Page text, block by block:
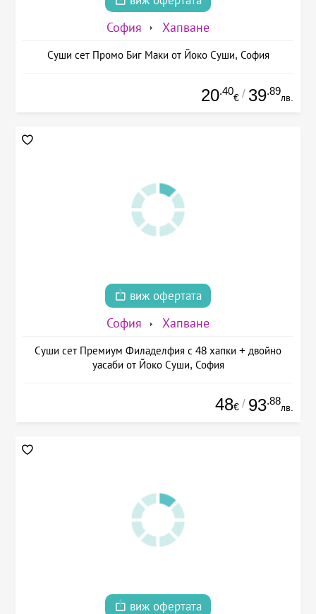
София Хапване
Суши сет Промо Биг Маки от Йоко Суши, София
20.40
€ / 39.89
лв.
виж офертата
София Хапване
Суши сет Премиум Филаделфия с 48 хапки + двойно
уасаби от Йоко Суши, София
48€ / 93.88
лв.
виж офертата